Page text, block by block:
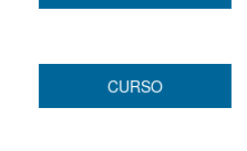
CURSO